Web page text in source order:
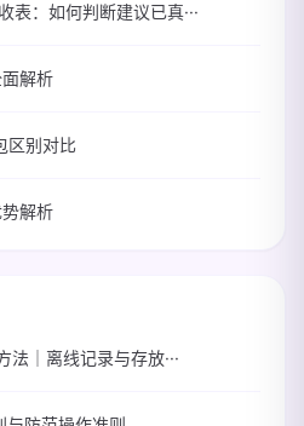
：如何判断建议已真···
解析
区别对比
解析
｜离线记录与存放···